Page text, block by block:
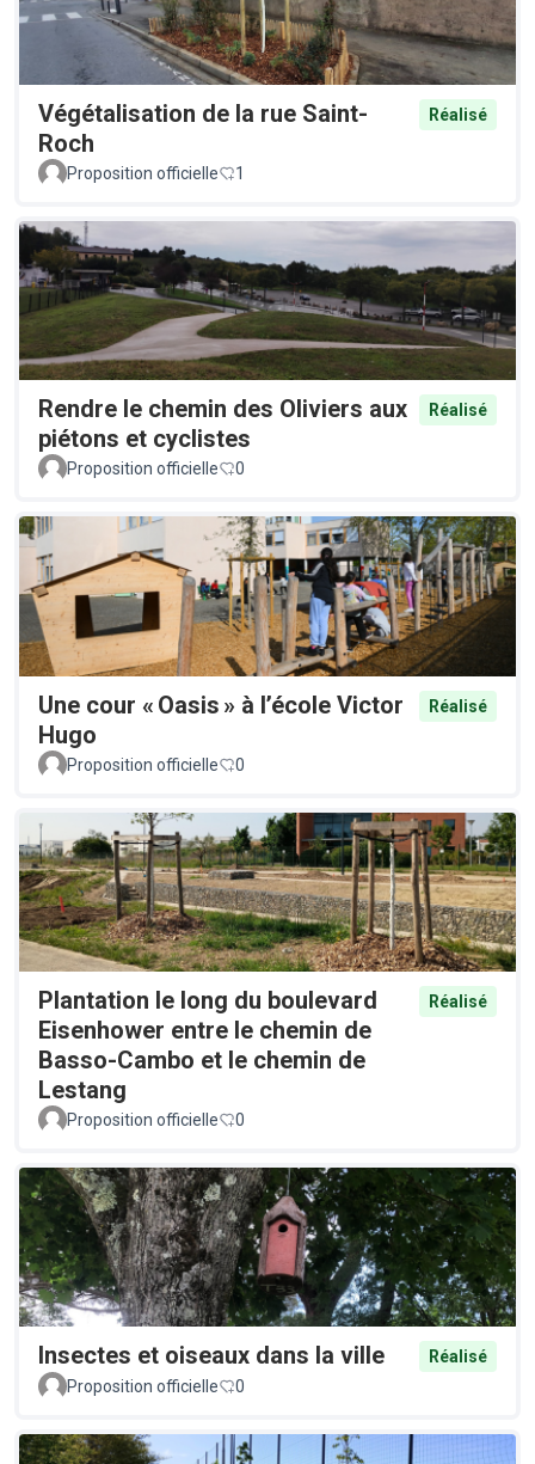
Végétalisation de la rue Saint-
Roch
Réalisé
Proposition officielle 1
Rendre le chemin des Oliviers aux
piétons et cyclistes
Réalisé
Proposition officielle 0
Une cour « Oasis » à l’école Victor
Hugo
Réalisé
Proposition officielle 0
Plantation le long du boulevard
Eisenhower entre le chemin de
Basso-Cambo et le chemin de
Lestang
Réalisé
Proposition officielle 0
Insectes et oiseaux dans la ville
Réalisé
Proposition officielle
0